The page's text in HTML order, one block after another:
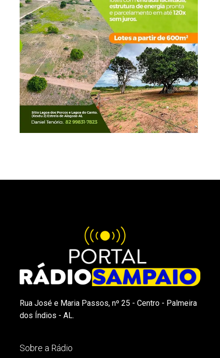
Rua José e Maria Passos, nº 25 - Centro - Palmeira
dos Índios - AL.
Sobre a Rádio